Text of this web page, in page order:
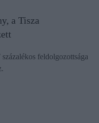
a Tisza
feldolgozottsága